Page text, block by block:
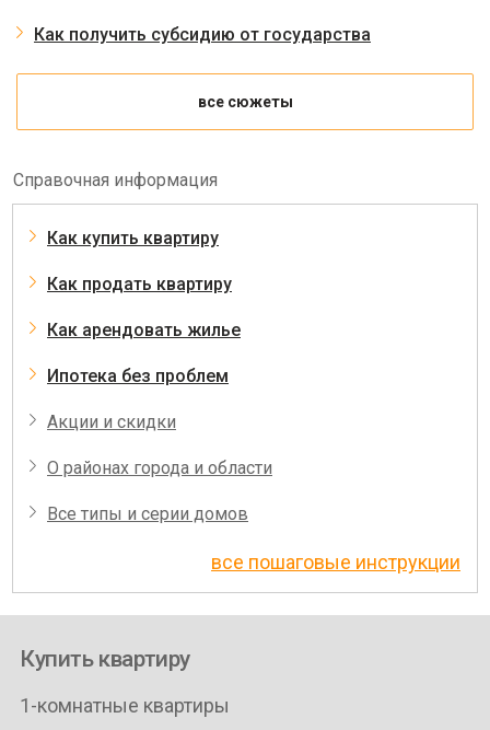
Как получить субсидию от государства
все сюжеты
Справочная информация
Как купить квартиру
Как продать квартиру
Как арендовать жилье
Ипотека без проблем
Акции и скидки
О районах города и области
Все типы и серии домов
все пошаговые инструкции
Купить квартиру
1-комнатные квартиры